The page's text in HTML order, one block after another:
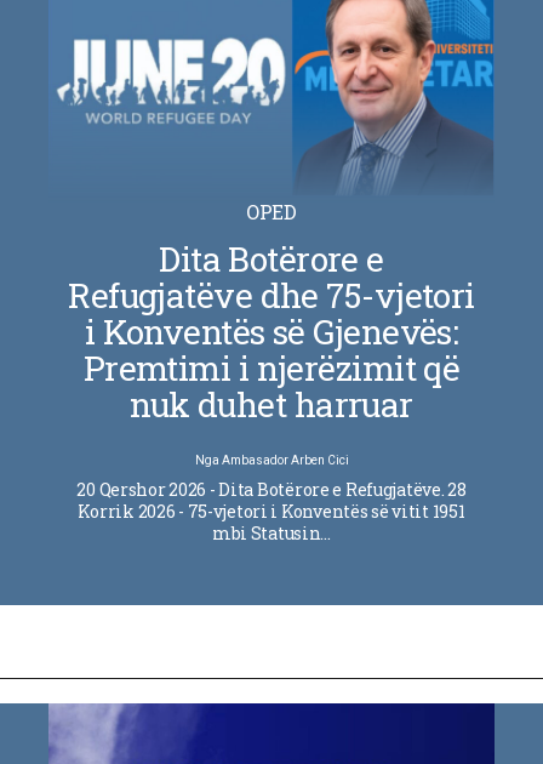
OPED
Dita Botërore e
Refugjatëve dhe 75-vjetori
i Konventës së Gjenevës:
Premtimi i njerëzimit që
nuk duhet harruar
Nga Ambasador Arben Cici
20 Qershor 2026 - Dita Botërore e Refugjatëve. 28
Korrik 2026 - 75-vjetori i Konventës së vitit 1951
mbi Statusin…